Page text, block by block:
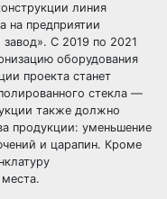
линия
на предприятии
С 2019 по 2021
оборудования
проекта станет
стекла —
также должно
продукции: уменьшение
и царапин. Кроме